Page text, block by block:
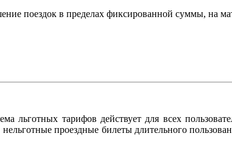
поездок в пределах фиксированной суммы, на
льготных тарифов действует для всех
проездные билеты длительного